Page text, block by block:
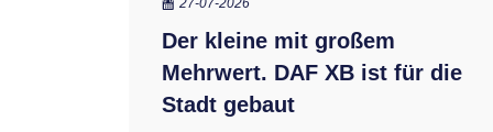
27-07-2026
Der kleine mit großem
Mehrwert. DAF XB ist für die
Stadt gebaut